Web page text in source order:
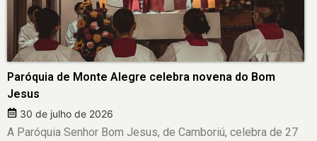
Paróquia de Monte Alegre celebra novena do Bom
Jesus
30 de julho de 2026
A Paróquia Senhor Bom Jesus, de Camboriú, celebra de 27